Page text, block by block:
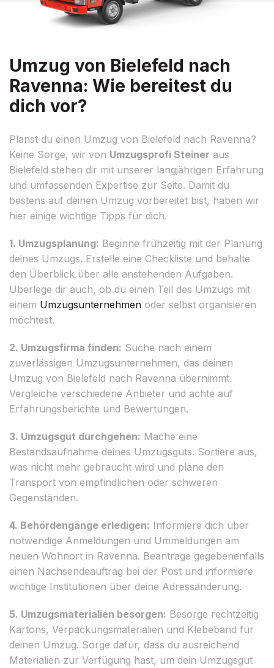
Umzug von Bielefeld nach
Ravenna: Wie bereitest du
dich vor?
Planst du einen Umzug von Bielefeld nach Ravenna?
Keine Sorge, wir von Umzugsprofi Steiner aus
Bielefeld stehen dir mit unserer langjährigen Erfahrung
und umfassenden Expertise zur Seite. Damit du
bestens auf deinen Umzug vorbereitet bist, haben wir
hier einige wichtige Tipps für dich.
1. Umzugsplanung: Beginne frühzeitig mit der Planung
deines Umzugs. Erstelle eine Checkliste und behalte
den Überblick über alle anstehenden Aufgaben.
Überlege dir auch, ob du einen Teil des Umzugs mit
einem Umzugsunternehmen oder selbst organisieren
möchtest.
2. Umzugsfirma finden: Suche nach einem
zuverlässigen Umzugsunternehmen, das deinen
Umzug von Bielefeld nach Ravenna übernimmt.
Vergleiche verschiedene Anbieter und achte auf
Erfahrungsberichte und Bewertungen.
3. Umzugsgut durchgehen: Mache eine
Bestandsaufnahme deines Umzugsguts. Sortiere aus,
was nicht mehr gebraucht wird und plane den
Transport von empfindlichen oder schweren
Gegenständen.
4. Behördengänge erledigen: Informiere dich über
notwendige Anmeldungen und Ummeldungen am
neuen Wohnort in Ravenna. Beantrage gegebenenfalls
einen Nachsendeauftrag bei der Post und informiere
wichtige Institutionen über deine Adressänderung.
5. Umzugsmaterialien besorgen: Besorge rechtzeitig
Kartons, Verpackungsmaterialien und Klebeband für
deinen Umzug. Sorge dafür, dass du ausreichend
Materialien zur Verfügung hast, um dein Umzugsgut